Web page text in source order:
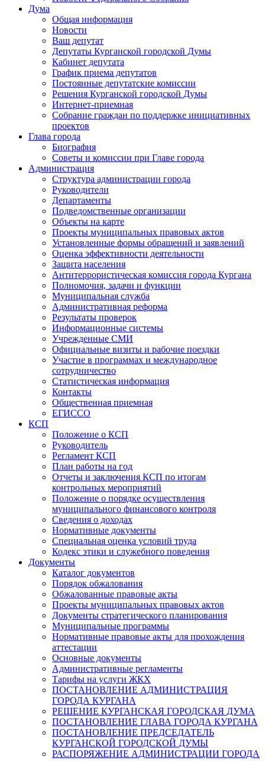
Дума
Общая информация
Новости
Ваш депутат
Депутаты Курганской городской Думы
Кабинет депутата
График приема депутатов
Постоянные депутатские комиссии
Решения Курганской городской Думы
Интернет-приемная
Собрание граждан по поддержке инициативных
проектов
Глава города
Биография
Советы и комиссии при Главе города
Администрация
Структура администрации города
Руководители
Департаменты
Подведомственные организации
Объекты на карте
Проекты муниципальных правовых актов
Установленные формы обращений и заявлений
Оценка эффективности деятельности
Защита населения
Антитеррористическая комиссия города Кургана
Полномочия, задачи и функции
Муниципальная служба
Административная реформа
Результаты проверок
Информационные системы
Учрежденные СМИ
Официальные визиты и рабочие поездки
Участие в программах и международное
сотрудничество
Статистическая информация
Контакты
Общественная приемная
ЕГИССО
КСП
Положение о КСП
Руководитель
Регламент КСП
План работы на год
Отчеты и заключения КСП по итогам
контрольных мероприятий
Положение о порядке осуществления
муниципального финансового контроля
Сведения о доходах
Нормативные документы
Специальная оценка условий труда
Кодекс этики и служебного поведения
Документы
Каталог документов
Порядок обжалования
Обжалованные правовые акты
Проекты муниципальных правовых актов
Документы стратегического планирования
Муниципальные программы
Нормативные правовые акты для прохождения
аттестации
Основные документы
Административные регламенты
Тарифы на услуги ЖКХ
ПОСТАНОВЛЕНИЕ АДМИНИСТРАЦИЯ
ГОРОДА КУРГАНА
РЕШЕНИЕ КУРГАНСКАЯ ГОРОДСКАЯ ДУМА
ПОСТАНОВЛЕНИЕ ГЛАВА ГОРОДА КУРГАНА
ПОСТАНОВЛЕНИЕ ПРЕДСЕДАТЕЛЬ
КУРГАНСКОЙ ГОРОДСКОЙ ДУМЫ
РАСПОРЯЖЕНИЕ АДМИНИСТРАЦИИ ГОРОДА